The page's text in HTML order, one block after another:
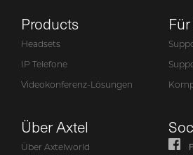
Products
Headsets
IP Telefone
Videokonferenz-Lösungen
Über Axtel
Über Axtelworld